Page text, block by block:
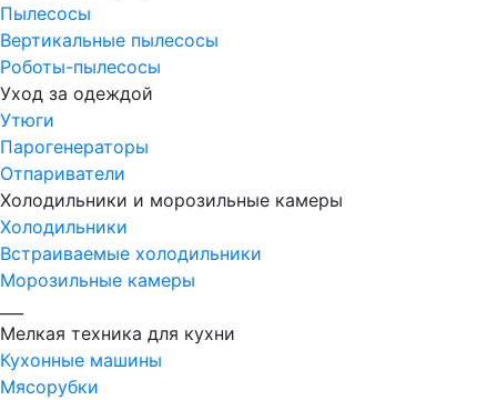
Пылесосы
Вертикальные пылесосы
Роботы-пылесосы
Уход за одеждой
Утюги
Парогенераторы
Отпариватели
Холодильники и морозильные камеры
Холодильники
Встраиваемые холодильники
Морозильные камеры
Мелкая техника для кухни
Кухонные машины
Мясорубки